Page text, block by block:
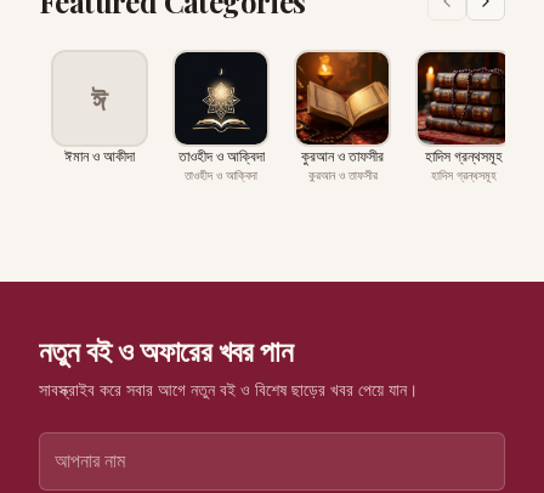
ঈ
ঈমান ও আকীদা তাওহীদ ও আক্বিদা
তাওহীদ ও আক্বিদা
কুরআন ও তাফসীর
কুরআন ও তাফসীর
হাদিস গ্রন্থসমূহ
হাদিস গ্রন্থসমূহ
নতুন বই ও অফারের খবর পান
সাবস্ক্রাইব করে সবার আগে নতুন বই ও বিশেষ ছাড়ের খবর পেয়ে যান।